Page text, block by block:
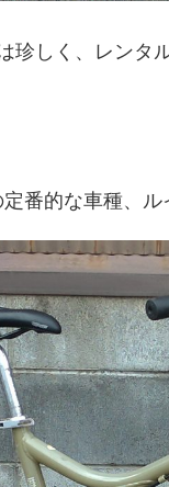
珍しく、レンタ
番的な車種、ル